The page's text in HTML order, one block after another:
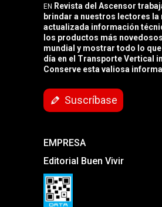
EN Revista del Ascensor
brindar a nuestros lectores la
actualizada información
los productos más
mundial y mostrar todo lo
día en el Transporte Vertical
Conserve esta valiosa
Suscríbase
EMPRESA
Editorial Buen Vivir